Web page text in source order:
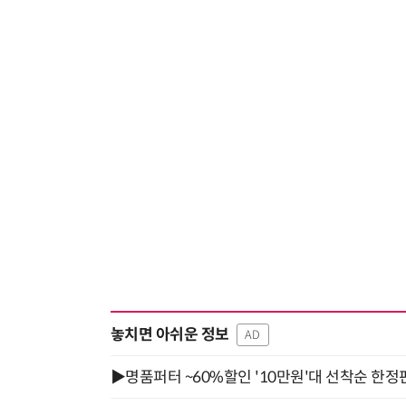
놓치면 아쉬운 정보 AD
▶명품퍼터 ~60%할인 '10만원'대 선착순 한정